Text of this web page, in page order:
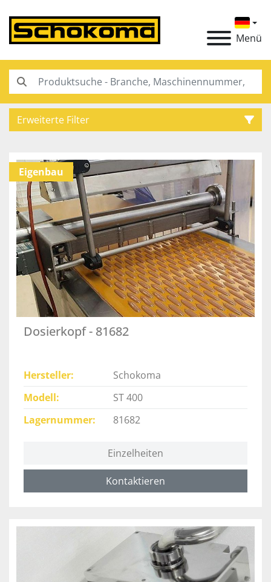
Menü
Erweiterte Filter
Hersteller
Eigenbau
Dosierkopf - 81682
Hersteller
Schokoma
Modell
ST 400
Lagernummer
81682
Einzelheiten
Kontaktieren